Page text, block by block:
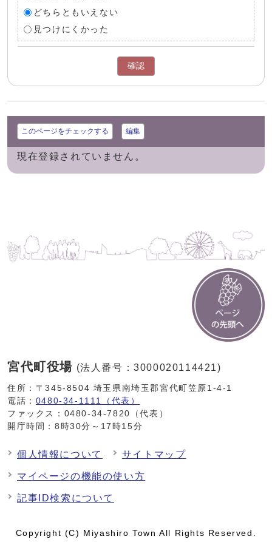
どちらともいえない
見つけにくかった
確認
このページをチェックする 編集
現在登録されていません。
宮代町役場 (法人番号：3000020114421)
住所：〒345-8504 埼玉県南埼玉郡宮代町笠原1-4-1
電話： 0480-34-1111（代表）
ファックス：0480-34-7820（代表）
開庁時間：8時30分～17時15分
個人情報について サイトマップ
マイページの機能の使い方
記事ID検索について
Copyright (C) Miyashiro Town All Rights Reserved.